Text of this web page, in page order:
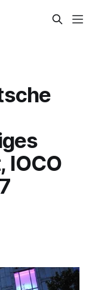
IOCO